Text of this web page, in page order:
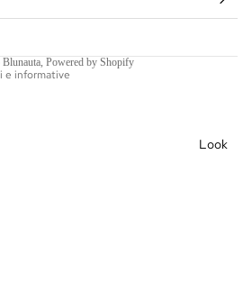
Cles
Look
Blunauta, Powered by Shopify
e informative